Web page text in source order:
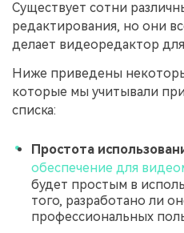
Существует сотни
редактирования, но они
делает видеоредактор
Ниже приведены
которые мы учитывали
списка:
Простота
обеспечение для
будет простым в
того, разработано ли
профессиональных